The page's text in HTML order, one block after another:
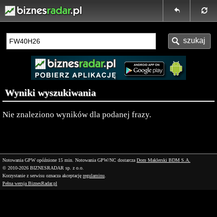
Wyniki wyszukiwania
Nie znaleziono wyników dla podanej frazy.
Notowania GPW opóźnione 15 min. Notowania GPW/NC dostarcza Dom Maklerski BDM S.A.
© 2010-2026 BIZNESRADAR sp. z o.o.
Korzystanie z serwisu oznacza akceptację regulaminu
Pełna wersja BiznesRadar.pl